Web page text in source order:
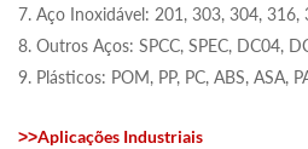
7. Aço Inoxidável: 201, 303, 304, 316,
8. Outros Aços: SPCC, SPEC, DC04,
9. Plásticos: POM, PP, PC, ABS, ASA,
>>Aplicações Industriais